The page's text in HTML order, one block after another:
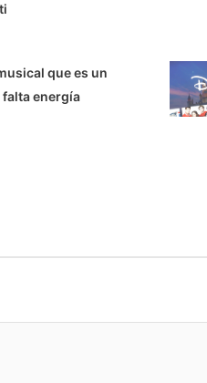
que es un
energía